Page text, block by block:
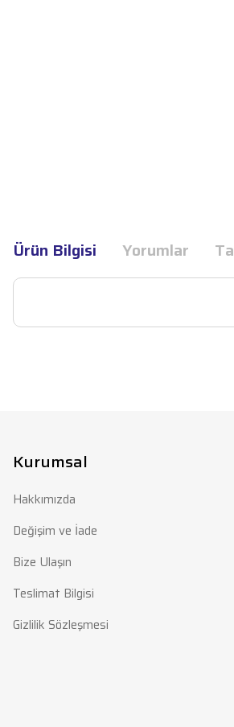
Ürün Bilgisi Yorumlar
Ürün açıklamasında eksik bilgiler
Ürün fiyatı diğer sitelerden daha pahalı.
Bu ürüne benzer farklı alternatifler
Kurumsal
Hakkımızda
Değişim ve İade
Bize Ulaşın
Teslimat Bilgisi
Gizlilik Sözleşmesi